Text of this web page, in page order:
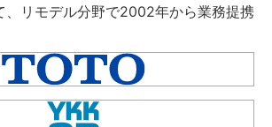
、リモデル分野で2002年から業務提携